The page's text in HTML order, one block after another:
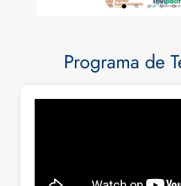
Programa de